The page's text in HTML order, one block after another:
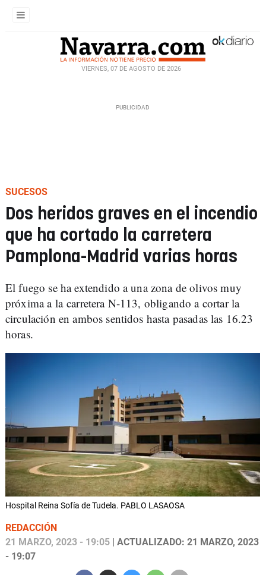
VIERNES, 07 DE AGOSTO DE 2026
SUCESOS
Dos heridos graves en el incendio
que ha cortado la carretera
Pamplona-Madrid varias horas
El fuego se ha extendido a una zona de olivos muy
próxima a la carretera N-113, obligando a cortar la
circulación en ambos sentidos hasta pasadas las 16.23
horas.
Hospital Reina Sofía de Tudela. PABLO LASAOSA
REDACCIÓN
21 MARZO, 2023 - 19:05 | ACTUALIZADO: 21 MARZO, 2023
- 19:07